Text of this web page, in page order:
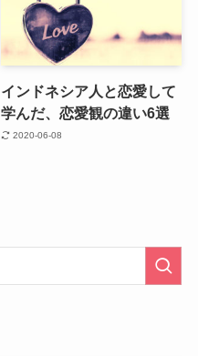
インドネシア人と恋愛して
学んだ、恋愛観の違い6選
2020-06-08